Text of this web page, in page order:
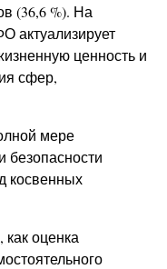
(36,6 %). На
актуализирует
ценность и
сфер,
мере
безопасности
косвенных
как оценка